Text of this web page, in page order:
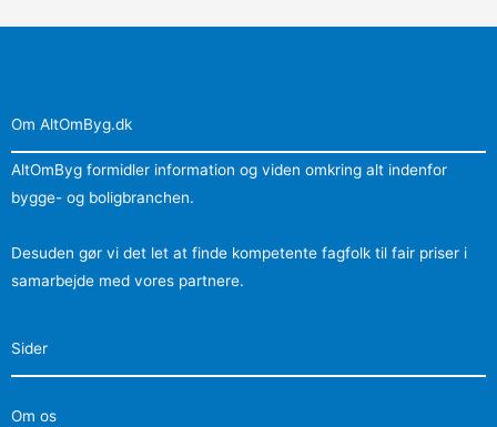
Om AltOmByg.dk
AltOmByg formidler information og viden omkring alt indenfor
bygge- og boligbranchen.
Desuden gør vi det let at finde kompetente fagfolk til fair priser i
samarbejde med vores partnere.
Sider
Om os